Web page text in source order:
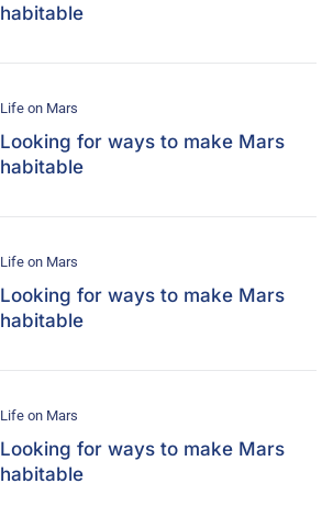
habitable
Life on Mars
Looking for ways to make Mars
habitable
Life on Mars
Looking for ways to make Mars
habitable
Life on Mars
Looking for ways to make Mars
habitable